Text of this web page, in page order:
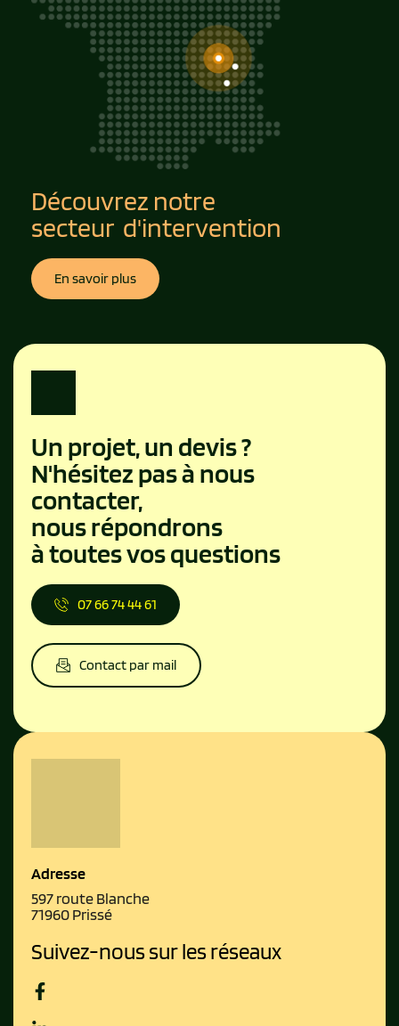
Découvrez notre
secteur  d'intervention
En savoir plus
Un projet, un devis ?
N'hésitez pas à nous
contacter,
nous répondrons
à toutes vos questions
07 66 74 44 61
Contact par mail
Adresse
597 route Blanche
71960 Prissé
Suivez-nous sur les réseaux